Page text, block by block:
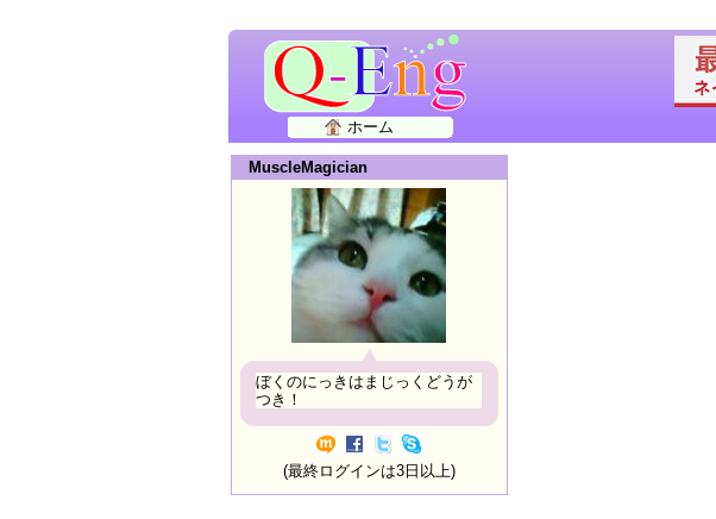
ホーム
MuscleMagician
ぼくのにっきはまじっくどうが
つき！
(最終ログインは3日以上)